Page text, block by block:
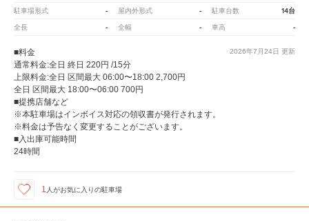
駐車場形式 - 屋内外形式 - 駐車台数 14台
全長 - 全幅 - 車高 -
2026年7月24日 更新
■料金
通常料金:全日 終日 220円 /15分
上限料金:全日 区間最大 06:00〜18:00 2,700円
全日 区間最大 18:00〜06:00 700円
■提携店舗など
※本駐車場はインボイス対応の領収書が発行されます。
※料金は予告なく変更することがございます。
■入出庫可能時間
24時間
1 人がお気に入りの駐車場